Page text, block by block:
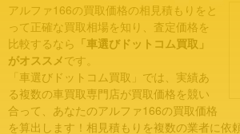
アルファ166の買取価格の相見積もりをと
って正確な買取相場を知り、査定価格を
比較するなら 「車選びドットコム買取」
がオススメです。
「車選びドットコム買取」では、実績あ
る複数の車買取専門店が買取価格を競い
合って、あなたのアルファ166の買取価格
を算出します！相見積もりを複数の業者に依